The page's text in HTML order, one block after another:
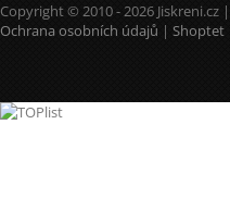
Copyright © 2010 - 2026 Jiskreni.cz |
Ochrana osobních údajů | Shoptet